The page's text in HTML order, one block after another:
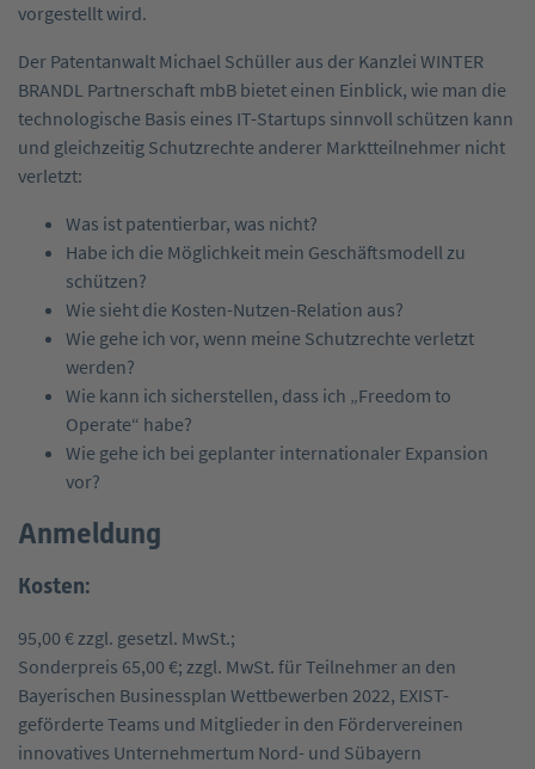
vorgestellt wird.
Der Patentanwalt Michael Schüller aus der Kanzlei WINTER
BRANDL Partnerschaft mbB bietet einen Einblick, wie man die
technologische Basis eines IT-Startups sinnvoll schützen kann
und gleichzeitig Schutzrechte anderer Marktteilnehmer nicht
verletzt:
Was ist patentierbar, was nicht?
Habe ich die Möglichkeit mein Geschäftsmodell zu
schützen?
Wie sieht die Kosten-Nutzen-Relation aus?
Wie gehe ich vor, wenn meine Schutzrechte verletzt
werden?
Wie kann ich sicherstellen, dass ich „Freedom to
Operate“ habe?
Wie gehe ich bei geplanter internationaler Expansion
vor?
Anmeldung
Kosten:
95,00 € zzgl. gesetzl. MwSt.;
Sonderpreis 65,00 €; zzgl. MwSt. für Teilnehmer an den
Bayerischen Businessplan Wettbewerben 2022, EXIST-
geförderte Teams und Mitglieder in den Fördervereinen
innovatives Unternehmertum Nord- und Sübayern